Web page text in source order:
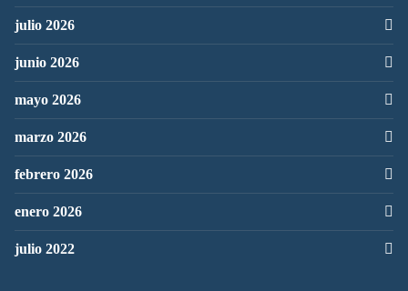
julio 2026
junio 2026
mayo 2026
marzo 2026
febrero 2026
enero 2026
julio 2022